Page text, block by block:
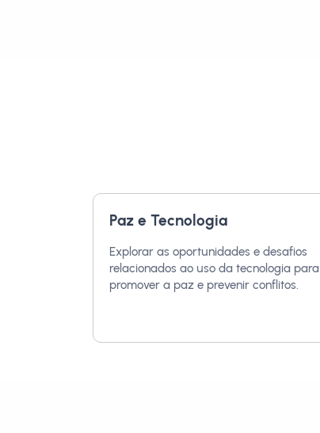
Paz e Tecnologia
Explorar as oportunidades e desafios
relacionados ao uso da tecnologia para
promover a paz e prevenir conflitos.